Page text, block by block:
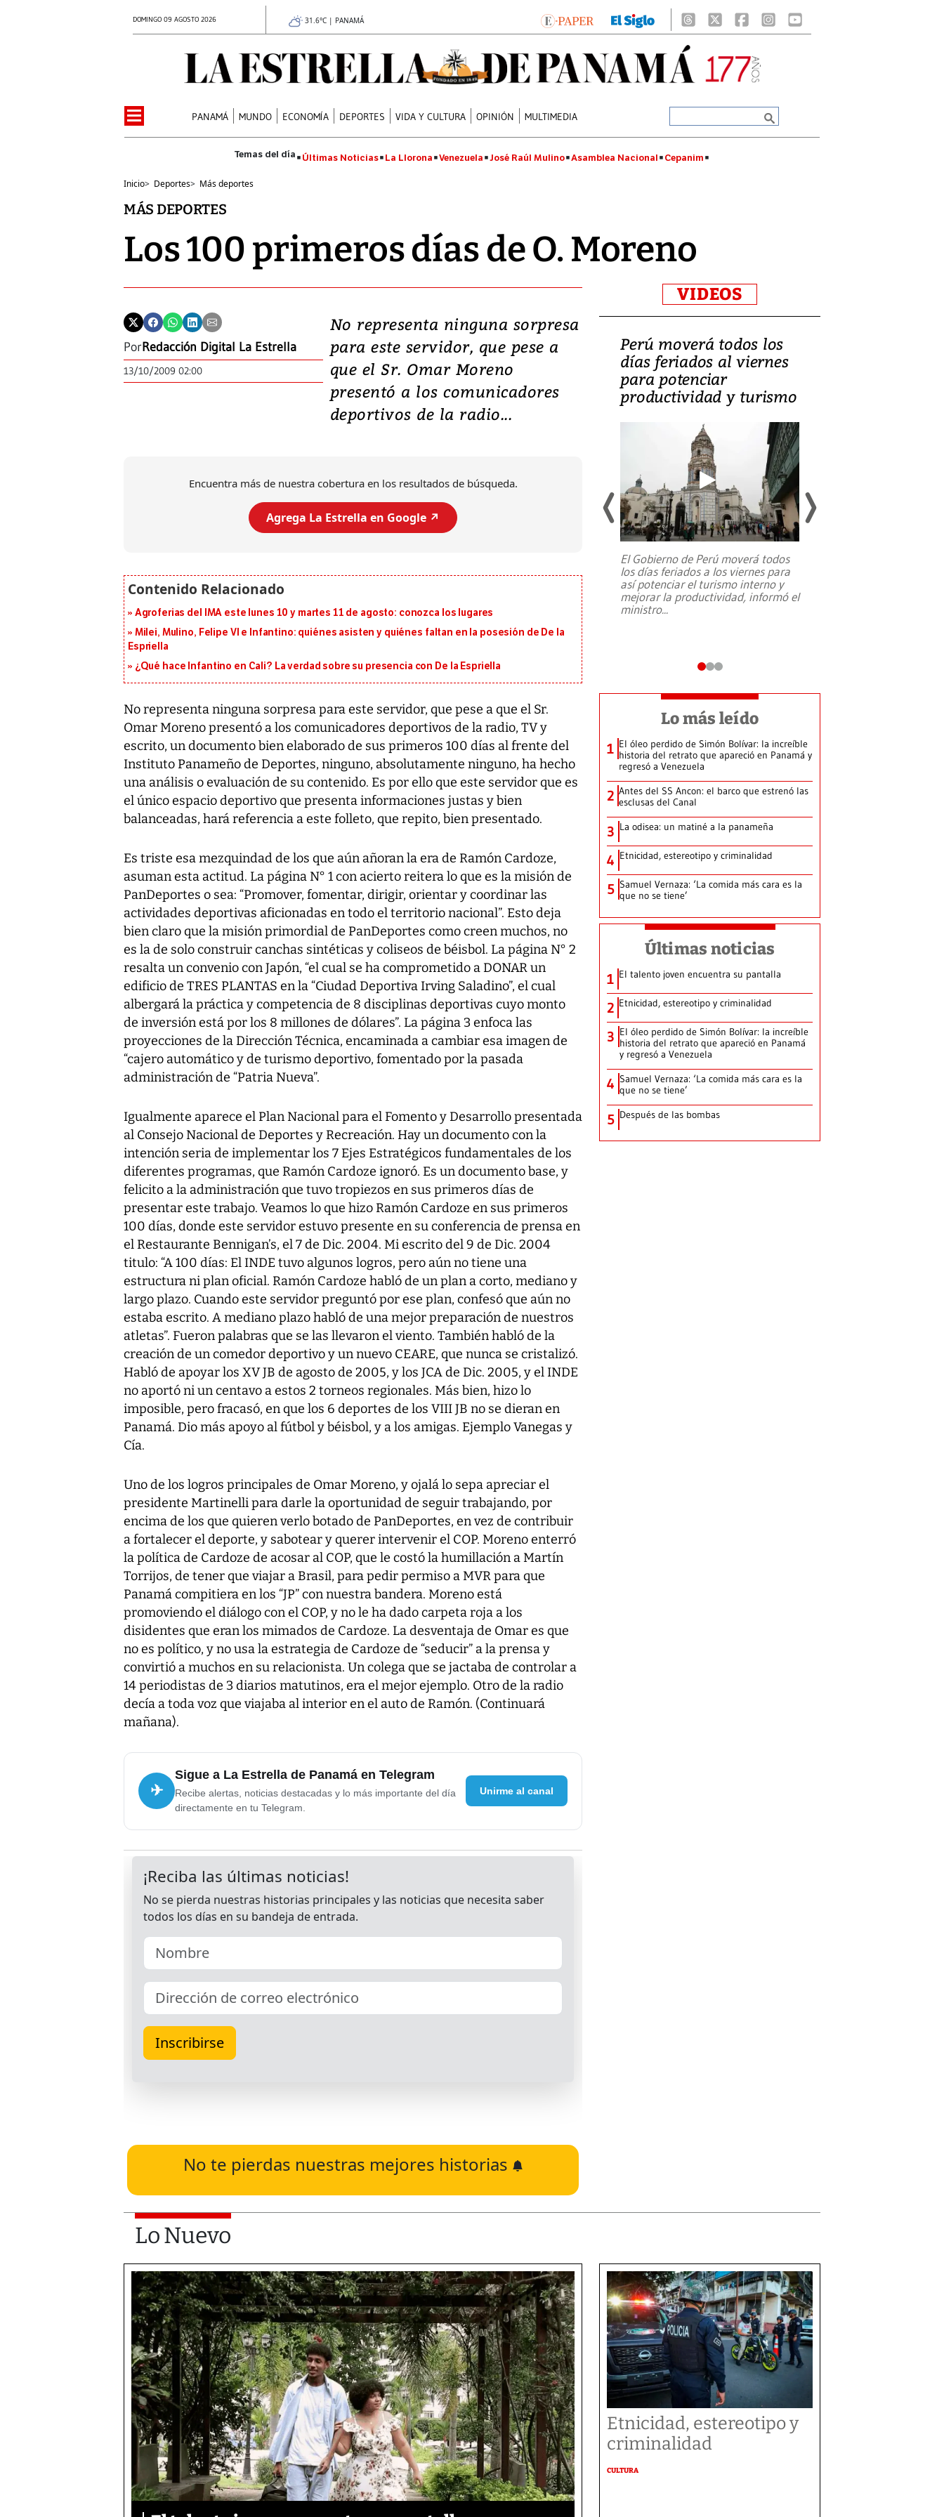
DOMINGO 09 AGOSTO 2026 31.6°C | PANAMÁ
PANAMÁ MUNDO ECONOMÍA DEPORTES VIDA Y CULTURA OPINIÓN MULTIMEDIA
Últimas Noticias La Llorona Venezuela José Raúl Mulino Asamblea Nacional Cepanim
Inicio> Deportes> Más deportes
MÁS DEPORTES
Los 100 primeros días de O. Moreno
PorRedacción Digital La Estrella
13/10/2009 02:00
No representa ninguna sorpresa
para este servidor, que pese a
que el Sr. Omar Moreno
presentó a los comunicadores
deportivos de la radio...
Encuentra más de nuestra cobertura en los resultados de búsqueda.
Agrega La Estrella en Google ↗️
Agroferias del IMA este lunes 10 y martes 11 de agosto: conozca los lugares
Milei, Mulino, Felipe VI e Infantino: quiénes asisten y quiénes faltan en la posesión de De la
Espriella
¿Qué hace Infantino en Cali? La verdad sobre su presencia con De la Espriella
No representa ninguna sorpresa para este servidor, que pese a que el Sr.
Omar Moreno presentó a los comunicadores deportivos de la radio, TV y
escrito, un documento bien elaborado de sus primeros 100 días al frente del
Instituto Panameño de Deportes, ninguno, absolutamente ninguno, ha hecho
una análisis o evaluación de su contenido. Es por ello que este servidor que es
el único espacio deportivo que presenta informaciones justas y bien
balanceadas, hará referencia a este folleto, que repito, bien presentado.
Es triste esa mezquindad de los que aún añoran la era de Ramón Cardoze,
asuman esta actitud. La página N° 1 con acierto reitera lo que es la misión de
PanDeportes o sea: “Promover, fomentar, dirigir, orientar y coordinar las
actividades deportivas aficionadas en todo el territorio nacional”. Esto deja
bien claro que la misión primordial de PanDeportes como creen muchos, no
es la de solo construir canchas sintéticas y coliseos de béisbol. La página N° 2
resalta un convenio con Japón, “el cual se ha comprometido a DONAR un
edificio de TRES PLANTAS en la “Ciudad Deportiva Irving Saladino”, el cual
albergará la práctica y competencia de 8 disciplinas deportivas cuyo monto
de inversión está por los 8 millones de dólares”. La página 3 enfoca las
proyecciones de la Dirección Técnica, encaminada a cambiar esa imagen de
“cajero automático y de turismo deportivo, fomentado por la pasada
administración de “Patria Nueva”.
Igualmente aparece el Plan Nacional para el Fomento y Desarrollo presentada
al Consejo Nacional de Deportes y Recreación. Hay un documento con la
intención seria de implementar los 7 Ejes Estratégicos fundamentales de los
diferentes programas, que Ramón Cardoze ignoró. Es un documento base, y
felicito a la administración que tuvo tropiezos en sus primeros días de
presentar este trabajo. Veamos lo que hizo Ramón Cardoze en sus primeros
100 días, donde este servidor estuvo presente en su conferencia de prensa en
el Restaurante Bennigan’s, el 7 de Dic. 2004. Mi escrito del 9 de Dic. 2004
titulo: “A 100 días: El INDE tuvo algunos logros, pero aún no tiene una
estructura ni plan oficial. Ramón Cardoze habló de un plan a corto, mediano y
largo plazo. Cuando este servidor preguntó por ese plan, confesó que aún no
estaba escrito. A mediano plazo habló de una mejor preparación de nuestros
atletas”. Fueron palabras que se las llevaron el viento. También habló de la
creación de un comedor deportivo y un nuevo CEARE, que nunca se cristalizó.
Habló de apoyar los XV JB de agosto de 2005, y los JCA de Dic. 2005, y el INDE
no aportó ni un centavo a estos 2 torneos regionales. Más bien, hizo lo
imposible, pero fracasó, en que los 6 deportes de los VIII JB no se dieran en
Panamá. Dio más apoyo al fútbol y béisbol, y a los amigas. Ejemplo Vanegas y
Cía.
Uno de los logros principales de Omar Moreno, y ojalá lo sepa apreciar el
presidente Martinelli para darle la oportunidad de seguir trabajando, por
encima de los que quieren verlo botado de PanDeportes, en vez de contribuir
a fortalecer el deporte, y sabotear y querer intervenir el COP. Moreno enterró
la política de Cardoze de acosar al COP, que le costó la humillación a Martín
Torrijos, de tener que viajar a Brasil, para pedir permiso a MVR para que
Panamá compitiera en los “JP” con nuestra bandera. Moreno está
promoviendo el diálogo con el COP, y no le ha dado carpeta roja a los
disidentes que eran los mimados de Cardoze. La desventaja de Omar es que
no es político, y no usa la estrategia de Cardoze de “seducir” a la prensa y
convirtió a muchos en su relacionista. Un colega que se jactaba de controlar a
14 periodistas de 3 diarios matutinos, era el mejor ejemplo. Otro de la radio
decía a toda voz que viajaba al interior en el auto de Ramón. (Continuará
mañana).
✈
Sigue a La Estrella de Panamá en Telegram
Recibe alertas, noticias destacadas y lo más importante del día
directamente en tu Telegram.
Unirme al canal
No te pierdas nuestras mejores historias
VIDEOS
Video: Lula lanza su
candidatura con
promesas de inversión
en defensa, educación y
tierras raras
Entre recuerdos y escuetas
da Silva, oficializó este domingo su
candidatura...
Perú moverá todos los
días feriados al viernes
para potenciar
productividad y turismo
El Gobierno de Perú moverá todos
los días feriados a los viernes para
así potenciar el turismo interno y
mejorar la productividad, informó el
ministro...
Lo más leído
1 El óleo perdido de Simón Bolívar: la increíble
historia del retrato que apareció en Panamá y
regresó a Venezuela
2 Antes del SS Ancon: el barco que estrenó las
esclusas del Canal
3 La odisea: un matiné a la panameña
4 Etnicidad, estereotipo y criminalidad
5 Samuel Vernaza: ‘La comida más cara es la
que no se tiene’
Últimas noticias
1 El talento joven encuentra su pantalla​
2 Etnicidad, estereotipo y criminalidad
3 El óleo perdido de Simón Bolívar: la increíble
historia del retrato que apareció en Panamá
y regresó a Venezuela
4 Samuel Vernaza: ‘La comida más cara es la
que no se tiene’
5 Después de las bombas
Lo Nuevo
Etnicidad, estereotipo y
criminalidad
CULTURA